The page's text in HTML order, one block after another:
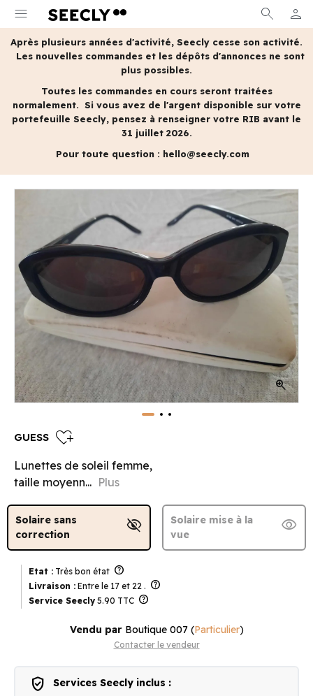
menu search person
MON
Après plusieurs années d'activité, Seecly cesse son activité.
Les nouvelles commandes et les dépôts d'annonces ne sont
plus possibles.
Toutes les commandes en cours seront traitées
normalement. Si vous avez de l'argent disponible sur votre
portefeuille Seecly, pensez à renseigner votre RIB avant le
31 juillet 2026.
Pour toute question : hello@seecly.com
zoom_in
GUESS heart_plus
Lunettes de soleil femme,
taille moyenn... Plus
Solaire sans
correction
visibility_off
Solaire mise à la
vue
visibility
Etat : Très bon état help
Livraison : Entre le 17 et 22 . help
Service Seecly 5.90 TTC help
Vendu par Boutique 007(Particulier)
Contacter le vendeur
verified_user Services Seecly inclus :